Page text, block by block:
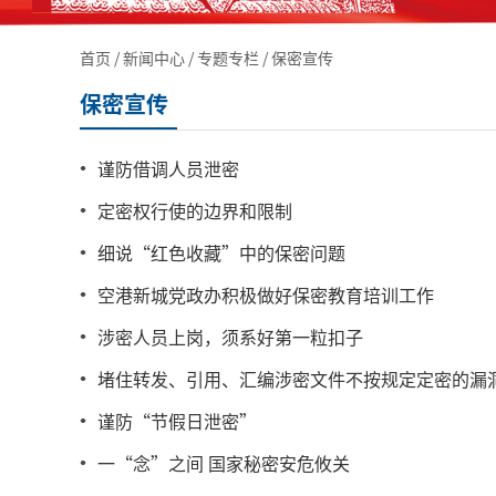
首页 /新闻中心 /专题专栏 /保密宣传
保密宣传
谨防借调人员泄密
定密权行使的边界和限制
细说“红色收藏”中的保密问题
空港新城党政办积极做好保密教育培训工作
涉密人员上岗，须系好第一粒扣子
堵住转发、引用、汇编涉密文件不按规定定密的漏
谨防“节假日泄密”
一“念”之间 国家秘密安危攸关